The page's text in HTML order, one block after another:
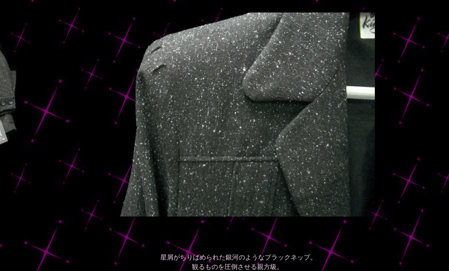
星屑がちりばめられた銀河のようなブラックネップ。
観るものを圧倒させる親方級。